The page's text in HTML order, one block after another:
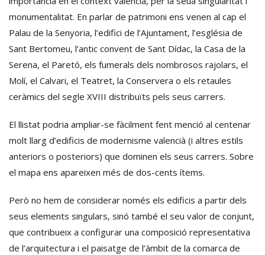
monumentalitat. En parlar de patrimoni ens venen al cap el
Palau de la Senyoria, l’edifici de l’Ajuntament, l’església de
Sant Bertomeu, l’antic convent de Sant Dídac, la Casa de la
Serena, el Paretó, els fumerals dels nombrosos rajolars, el
Molí, el Calvari, el Teatret, la Conservera o els retaules
ceràmics del segle XVIII distribuïts pels seus carrers.
El llistat podria ampliar-se fàcilment fent menció al centenar
molt llarg d’edificis de modernisme valencià (i altres estils
anteriors o posteriors) que dominen els seus carrers. Sobre
el mapa ens apareixen més de dos-cents ítems.
Però no hem de considerar només els edificis a partir dels
seus elements singulars, sinó també el seu valor de conjunt,
que contribueix a configurar una composició representativa
de l’arquitectura i el paisatge de l’àmbit de la comarca de